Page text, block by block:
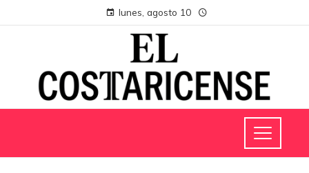
lunes, agosto 10